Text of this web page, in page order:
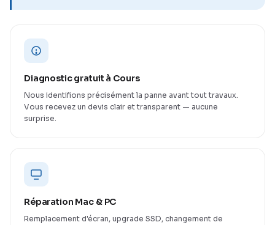
Diagnostic gratuit à Cours
Nous identifions précisément la panne avant tout travaux.
Vous recevez un devis clair et transparent — aucune
surprise.
Réparation Mac & PC
Remplacement d'écran, upgrade SSD, changement de